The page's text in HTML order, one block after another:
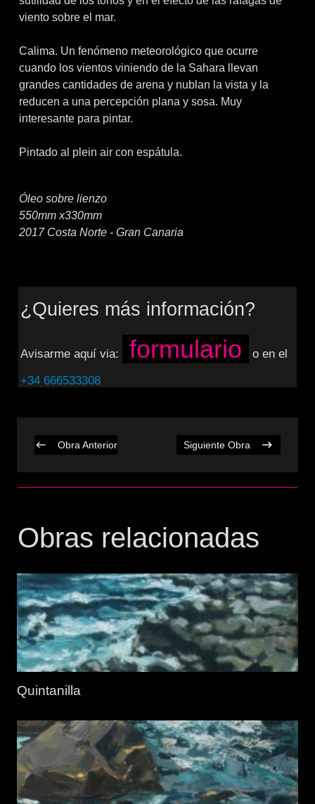
viento sobre el mar.
Calima. Un fenómeno meteorológico que ocurre
cuando los vientos viniendo de la Sahara llevan
grandes cantidades de arena y nublan la vista y la
reducen a una percepción plana y sosa. Muy
interesante para pintar.
Pintado al plein air con espátula.
Óleo sobre lienzo
550mm x330mm
2017 Costa Norte - Gran Canaria
¿Quieres más información?
Avisarme aquí via: formulario
o en el
+34 666533308
Obra Anterior Siguiente Obra
Obras relacionadas
Quintanilla